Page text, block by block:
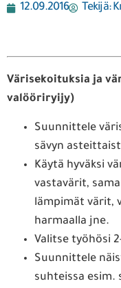
12.09.2016 Tekijä:
Värisekoituksia ja
valööriryijy)
Suunnittele
sävyn
Käytä hyväksi
vastavärit,
lämpimät värit,
harmaalla jne.
Valitse työhösi
Suunnittele
suhteissa esim.